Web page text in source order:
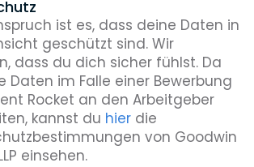
ist es, dass deine Daten in
geschützt sind. Wir
dass du dich sicher fühlst. Da
Daten im Falle einer Bewerbung
Rocket an den Arbeitgeber
kannst du hierdie
von Goodwin
einsehen.